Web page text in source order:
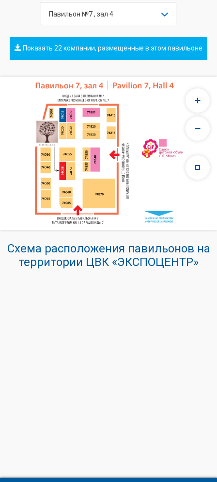
Павильон №7 , зал 4
Показать 22 компании, размещенные в этом павильоне
Схема расположения павильонов на
территории ЦВК «ЭКСПОЦЕНТР»